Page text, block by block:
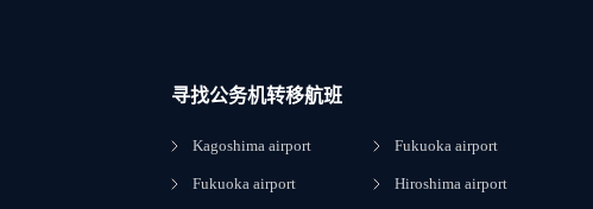
寻找公务机转移航班
Kagoshima airport
Fukuoka airport
Fukuoka airport
Hiroshima airport